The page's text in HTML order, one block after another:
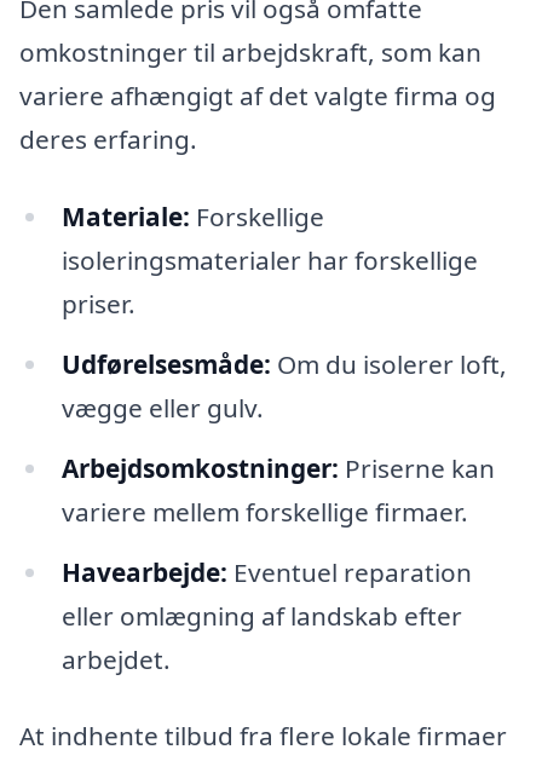
Den samlede pris vil også omfatte
omkostninger til arbejdskraft, som kan
variere afhængigt af det valgte firma og
deres erfaring.
Materiale: Forskellige
isoleringsmaterialer har forskellige
priser.
Udførelsesmåde: Om du isolerer loft,
vægge eller gulv.
Arbejdsomkostninger: Priserne kan
variere mellem forskellige firmaer.
Havearbejde: Eventuel reparation
eller omlægning af landskab efter
arbejdet.
At indhente tilbud fra flere lokale firmaer